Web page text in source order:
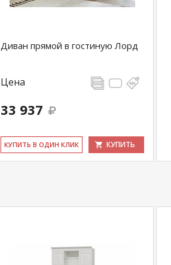
Диван прямой в гостиную Лорд
Цена
33 937
КУ­ПИТЬ В ОДИН КЛИК КУПИТЬ